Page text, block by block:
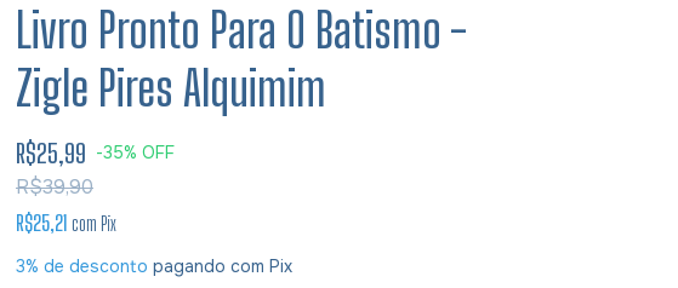
Livro Pronto Para O Batismo -
Zigle Pires Alquimim
R$25,99 -35% OFF
R$39,90
R$25,21 com Pix
3% de desconto pagando com Pix